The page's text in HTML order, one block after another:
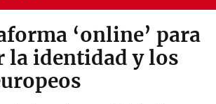
‘online’ para
la identidad y los